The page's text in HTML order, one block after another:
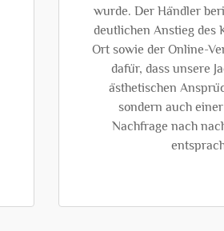
wurde. Der Händler
deutlichen Anstieg des
Ort sowie der Online-
dafür, dass unsere
ästhetischen
sondern auch
Nachfrage nach